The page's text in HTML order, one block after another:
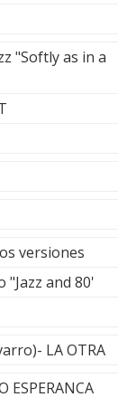
"Softly as in a
versiones
"Jazz and 80'
LA OTRA
ESPERANCA